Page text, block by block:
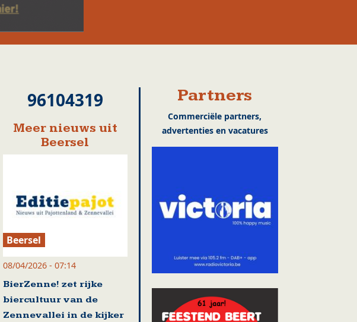
96104319
Meer nieuws uit
Beersel
Beersel
08/04/2026 - 07:14
BierZenne! zet rijke
biercultuur van de
Zennevallei in de kijker
Partners
Commerciële partners,
advertenties en vacatures